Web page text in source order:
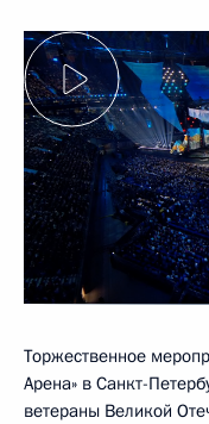
Торжественное
Арена» в Санкт-
ветераны Великой